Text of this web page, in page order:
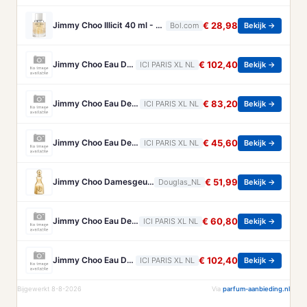
Jimmy Choo Illicit 40 ml - Eau de Parfum - Damesparfum Bol.com € 28,98 Bekijk →
Jimmy Choo Eau De Parfum Jimmy Choo - I Want Choo With Love Eau De Parfum - 100 ML ICI PARIS XL NL € 102,40 Bekijk →
Jimmy Choo Eau De Parfum Jimmy Choo - I Want Choo Le Parfum Eau De Parfum - 60 ML ICI PARIS XL NL € 83,20 Bekijk →
Jimmy Choo Eau De Parfum Jimmy Choo - Illicit Eau De Parfum - 40 ML ICI PARIS XL NL € 45,60 Bekijk →
Jimmy Choo Damesgeuren I Want Choo Parfum Dames 40ml Douglas_NL € 51,99 Bekijk →
Jimmy Choo Eau De Parfum Jimmy Choo - Man Extreme Eau De Parfum - 50 ML ICI PARIS XL NL € 60,80 Bekijk →
Jimmy Choo Eau De Parfum Jimmy Choo - I Want Choo Forever Eau De Parfum - 100 ML ICI PARIS XL NL € 102,40 Bekijk →
Bijgewerkt 8-8-2026 Via parfum-aanbieding.nl